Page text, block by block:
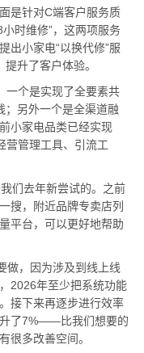
针对C端客户服务质
时维修”，这两项服务
出小家电“以换代修”服
升了客户体验。
个是实现了全要素共
；另外一个是全渠道融
小家电品类已经实现
营管理工具、引流工
们去年新尝试的。之前
搜，附近品牌专卖店列
平台，可以更好地帮助
，因为涉及到线上线
2026年至少把系统功能
接下来再逐步进行效率
升了7%——比我们想要的
很多改善空间。